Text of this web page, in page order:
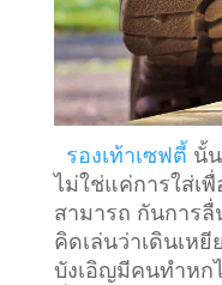
รองเท้าเซฟตี้ นั้
ไม่ใช่แค่การใส่เ
สามารถ กันการ
คิดเล่นว่าเดินเห
บังเอิญมีคนทำหก